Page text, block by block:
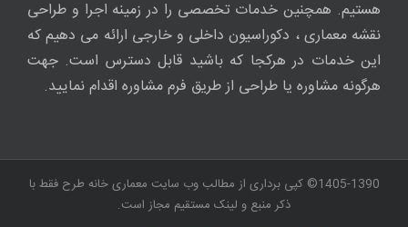
هستیم. همچنین خدمات تخصصی را در زمینه اجرا و طراحی
نقشه معماری ، دکوراسیون داخلی و خارجی ارائه می دهیم که
این خدمات در هرکجا که باشید قابل دسترس است. جهت
هرگونه مشاوره یا طراحی از طریق فرم مشاوره اقدام نمایید.
1405-1390© کپی برداری از مطالب وب سایت معماری خانه طرح فقط با
ذکر منبع و لینک مستقیم مجاز است.